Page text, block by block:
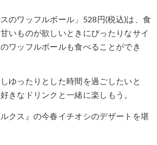
のワッフルボール」528円(税込)は、食
いものが欲しいときにぴったりなサイ
ワッフルボールも食べることができ
ゆったりとした時間を過ごしたいと
きなドリンクと一緒に楽しもう。
クス』の今春イチオシのデザートを堪